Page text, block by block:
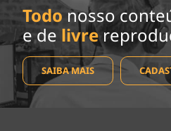
Todo nosso
e de livre
SAIBA MAIS